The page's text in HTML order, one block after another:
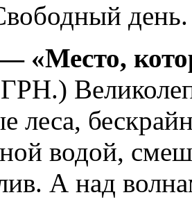
«Место,
леса,
водой,
А над